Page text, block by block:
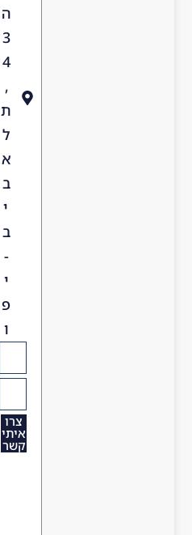
ה
3
4
,
ת
ל
א
ב
י
ב
-
י
פ
ו
צרו
איתי
קשר